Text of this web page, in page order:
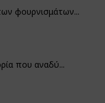
φουρνισμάτων...
που αναδύ...